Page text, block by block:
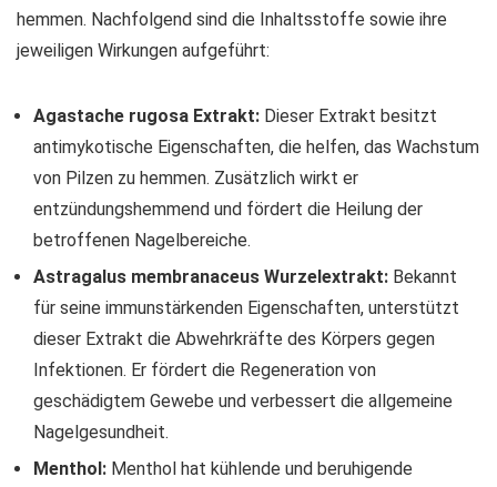
hemmen. Nachfolgend sind die Inhaltsstoffe sowie ihre
jeweiligen Wirkungen aufgeführt:
Agastache rugosa Extrakt: Dieser Extrakt besitzt
antimykotische Eigenschaften, die helfen, das Wachstum
von Pilzen zu hemmen. Zusätzlich wirkt er
entzündungshemmend und fördert die Heilung der
betroffenen Nagelbereiche.
Astragalus membranaceus Wurzelextrakt: Bekannt
für seine immunstärkenden Eigenschaften, unterstützt
dieser Extrakt die Abwehrkräfte des Körpers gegen
Infektionen. Er fördert die Regeneration von
geschädigtem Gewebe und verbessert die allgemeine
Nagelgesundheit.
Menthol: Menthol hat kühlende und beruhigende